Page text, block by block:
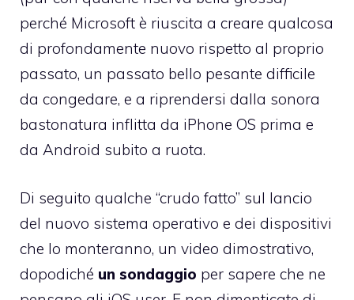
perché Microsoft è riuscita a creare qualcosa
di profondamente nuovo rispetto al proprio
passato, un passato bello pesante difficile
da congedare, e a riprendersi dalla sonora
bastonatura inflitta da iPhone OS prima e
da Android subito a ruota.
Di seguito qualche “crudo fatto” sul lancio
del nuovo sistema operativo e dei dispositivi
che lo monteranno, un video dimostrativo,
dopodiché un sondaggio per sapere che ne